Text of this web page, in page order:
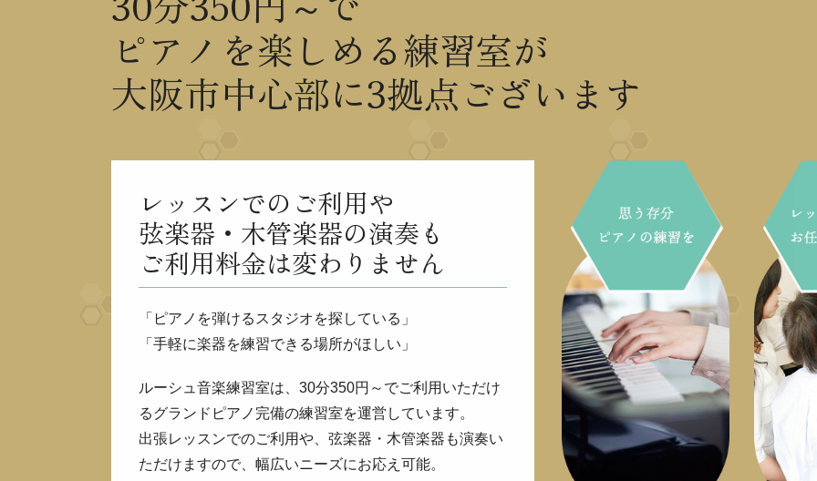
ピアノを楽しめる練習室が
大阪市中心部に3拠点ございます
レッスンでのご利用や
弦楽器・木管楽器の演奏も
ご利用料金は変わりません
「ピアノを弾けるスタジオを探している」
「手軽に楽器を練習できる場所がほしい」
ルーシュ音楽練習室は、30分350円～でご利用いただけ
るグランドピアノ完備の練習室を運営しています。
出張レッスンでのご利用や、弦楽器・木管楽器も演奏い
ただけますので、幅広いニーズにお応え可能。